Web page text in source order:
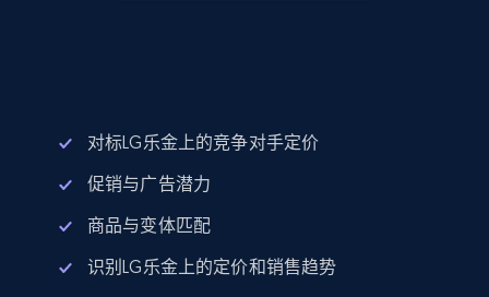
对标LG乐金上的竞争对手定价
促销与广告潜力
商品与变体匹配
识别LG乐金上的定价和销售趋势